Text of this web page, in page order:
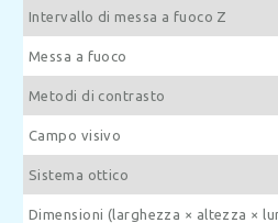
Intervallo di messa a fuoco Z
Messa a fuoco
Metodi di contrasto
Campo visivo
Sistema ottico
Dimensioni (larghezza × altezza ×